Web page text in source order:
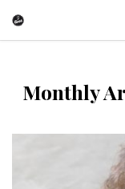
Monthly